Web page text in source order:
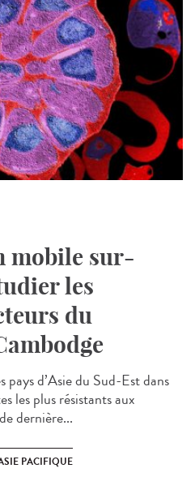
mobile sur-
les
du
d’Asie du Sud-Est dans
les plus résistants aux
dernière...
PACIFIQUE